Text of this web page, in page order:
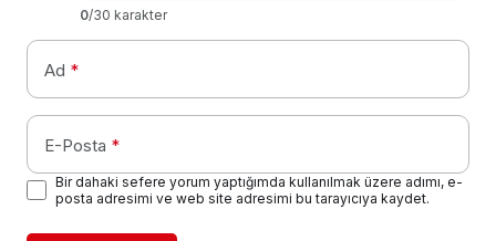
0/30 karakter
Ad *
E-Posta *
Bir dahaki sefere yorum yaptığımda kullanılmak üzere adımı, e-
posta adresimi ve web site adresimi bu tarayıcıya kaydet.